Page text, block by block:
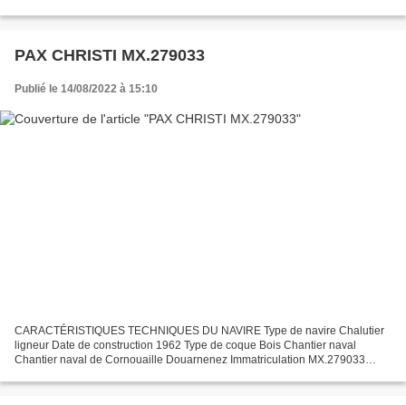
PAX CHRISTI MX.279033
Publié le 14/08/2022 à 15:10
CARACTÉRISTIQUES TECHNIQUES DU NAVIRE Type de navire Chalutier
ligneur Date de construction 1962 Type de coque Bois Chantier naval
Chantier naval de Cornouaille Douarnenez Immatriculation MX.279033